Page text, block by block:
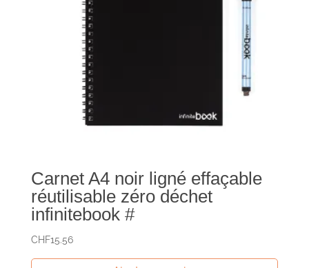
Carnet A4 noir ligné effaçable
réutilisable zéro déchet
infinitebook #
CHF15.56